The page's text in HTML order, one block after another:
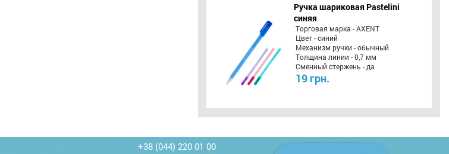
Ручка шариковая Pastelini
синяя
Торговая марка - AXENT
Цвет - синий
Механизм ручки - обычный
Толщина линии - 0,7 мм
Сменный стержень - да
19 грн.
+38 (044) 220 01 00